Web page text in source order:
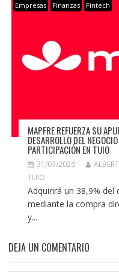
Empresas Finanzas Fintech
MAPFRE REFUERZA SU
DESARROLLO DEL
PARTICIPACIÓN EN TUIO
31/07/2026
TUIO
Adquirirá un 38,9% del
mediante la compra
y...
DEJA UN COMENTARIO